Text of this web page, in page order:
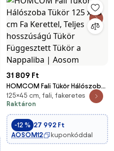
31 809 Ft
HOMCOM Fali Tükör Hálószoba
Tükör 125 x 45 cm Fa Kerettel,
Teljes hosszúságú Tükör
Függesztett Tükör a Nappaliba
| Aosom
125×45 cm, fali, fakeretes
Raktáron
-12 % 27 992 Ft
AOSOM12
kuponkóddal